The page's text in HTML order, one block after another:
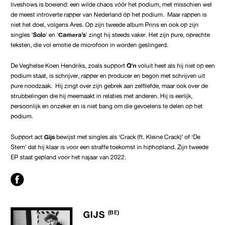
liveshows is boeiend: een wilde chaos vóór het podium, met misschien wel
de meest introverte rapper van Nederland óp het podium. Maar rappen is
niet het doel, volgens Ares. Op zijn tweede album Prins en ook op zijn
singles 'Solo' en 'Camera’s' zingt hij steeds vaker. Het zijn pure, oprechte
teksten, die vol emotie de microfoon in worden geslingerd.
De Veghelse Koen Hendriks, zoals support Q'n voluit heet als hij niet op een
podium staat, is schrijver, rapper en producer en begon met schrijven uit
pure noodzaak. Hij zingt over zijn gebrek aan zelfliefde, maar ook over de
strubbelingen die hij meemaakt in relaties met anderen. Hij is eerlijk,
persoonlijk en onzeker en is niet bang om die gevoelens te delen op het
podium.
Support act Gijs bewijst met singles als ‘Crack (ft. Kleine Crack)’ of ‘De
Stem’ dat hij klaar is voor een straffe toekomst in hiphopland. Zijn tweede
EP staat gepland voor het najaar van 2022.
GIJS (BE)